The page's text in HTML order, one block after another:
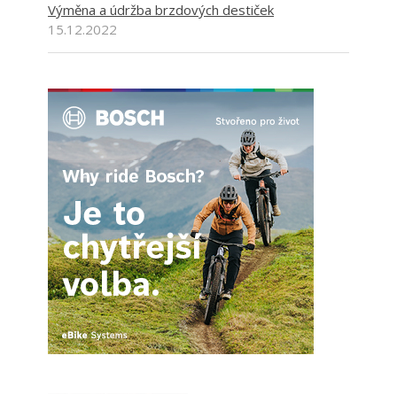
Výměna a údržba brzdových destiček
15.12.2022